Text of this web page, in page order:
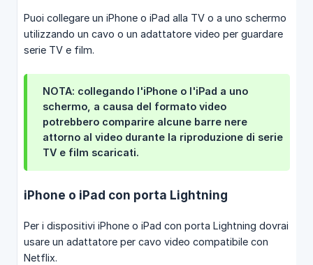
Puoi collegare un iPhone o iPad alla TV o a uno schermo
utilizzando un cavo o un adattatore video per guardare
serie TV e film.
NOTA: collegando l'iPhone o l'iPad a uno
schermo, a causa del formato video
potrebbero comparire alcune barre nere
attorno al video durante la riproduzione di serie
TV e film scaricati.
iPhone o iPad con porta Lightning
Per i dispositivi iPhone o iPad con porta Lightning dovrai
usare un adattatore per cavo video compatibile con
Netflix.